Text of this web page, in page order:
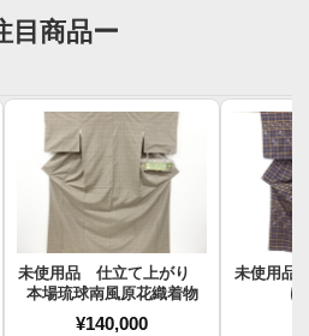
目商品ー
未使用品 仕立て上がり
本場琉球南風原花織着物
¥140,000
未使用品